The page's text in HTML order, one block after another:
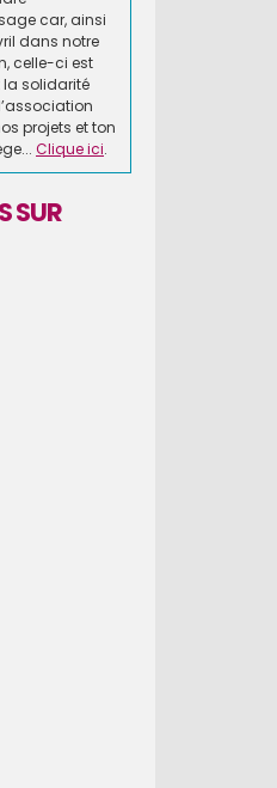
car, ainsi
dans notre
celle-ci est
solidarité
projets et ton
Clique ici.
SUR